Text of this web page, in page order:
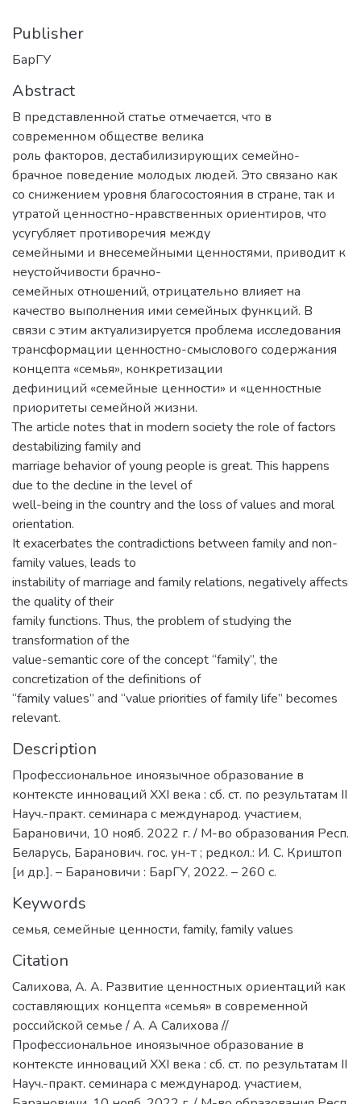
Publisher
БарГУ
Abstract
В представленной статье отмечается, что в
современном обществе велика
роль факторов, дестабилизирующих семейно-
брачное поведение молодых людей. Это связано как
со снижением уровня благосостояния в стране, так и
утратой ценностно-нравственных ориентиров, что
усугубляет противоречия между
семейными и внесемейными ценностями, приводит к
неустойчивости брачно-
семейных отношений, отрицательно влияет на
качество выполнения ими семейных функций. В
связи с этим актуализируется проблема исследования
трансформации ценностно-смыслового содержания
концепта «семья», конкретизации
дефиниций «семейные ценности» и «ценностные
приоритеты семейной жизни.
The article notes that in modern society the role of factors
destabilizing family and
marriage behavior of young people is great. This happens
due to the decline in the level of
well-being in the country and the loss of values and moral
orientation.
It exacerbates the contradictions between family and non-
family values, leads to
instability of marriage and family relations, negatively affects
the quality of their
family functions. Thus, the problem of studying the
transformation of the
value-semantic core of the concept “family”, the
concretization of the definitions of
“family values” and “value priorities of family life” becomes
relevant.
Description
Профессиональное иноязычное образование в
контексте инноваций XXI века : сб. ст. по результатам II
Науч.-практ. семинара с международ. участием,
Барановичи, 10 нояб. 2022 г. / М-во образования Респ.
Беларусь, Баранович. гос. ун-т ; редкол.: И. С. Криштоп
[и др.]. – Барановичи : БарГУ, 2022. – 260 с.
Keywords
семья, семейные ценности, family, family values
Citation
Салихова, А. А. Развитие ценностных ориентаций как
составляющих концепта «семья» в современной
российской семье / А. А Салихова //
Профессиональное иноязычное образование в
контексте инноваций XXI века : сб. ст. по результатам II
Науч.-практ. семинара с международ. участием,